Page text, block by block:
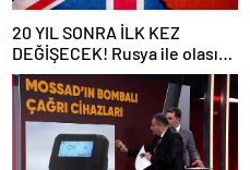
20 YIL SONRA İLK KEZ
DEĞİŞECEK! Rusya ile olası
savaş… İngiltere’nin gizli
planı güncelleniyor!